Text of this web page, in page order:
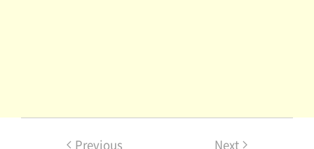
Previous Next